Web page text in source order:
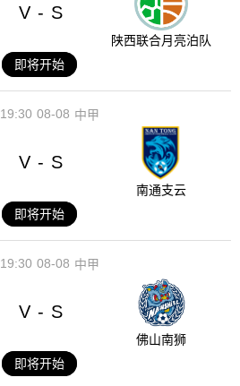
V - S
陕西联合月亮泊队
即将开始
08-08
19:30 中甲
V - S
南通支云
即将开始
08-08
19:30 中甲
V - S
佛山南狮
即将开始